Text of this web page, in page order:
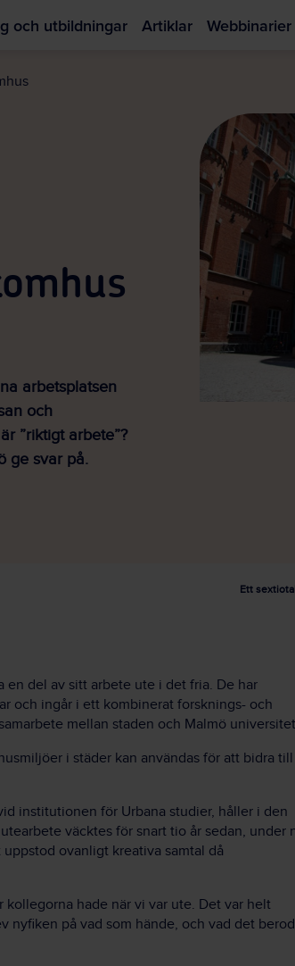
och utbildningar Artiklar Webbinarier
arbetsplatsen
och
”riktigt arbete”?
ge svar på.
Ett
en del av sitt arbete ute i det fria. De har
och ingår i ett kombinerat forsknings- och
mellan staden och Malmö
i städer kan användas för att bidra
institutionen för Urbana studier, håller i den
väcktes för snart tio år sedan, under
ovanligt kreativa samtal då
hade när vi var ute. Det var helt
nyfiken på vad som hände, och vad det